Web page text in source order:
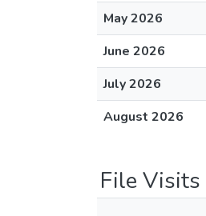
May 2026
June 2026
July 2026
August 2026
File Visits